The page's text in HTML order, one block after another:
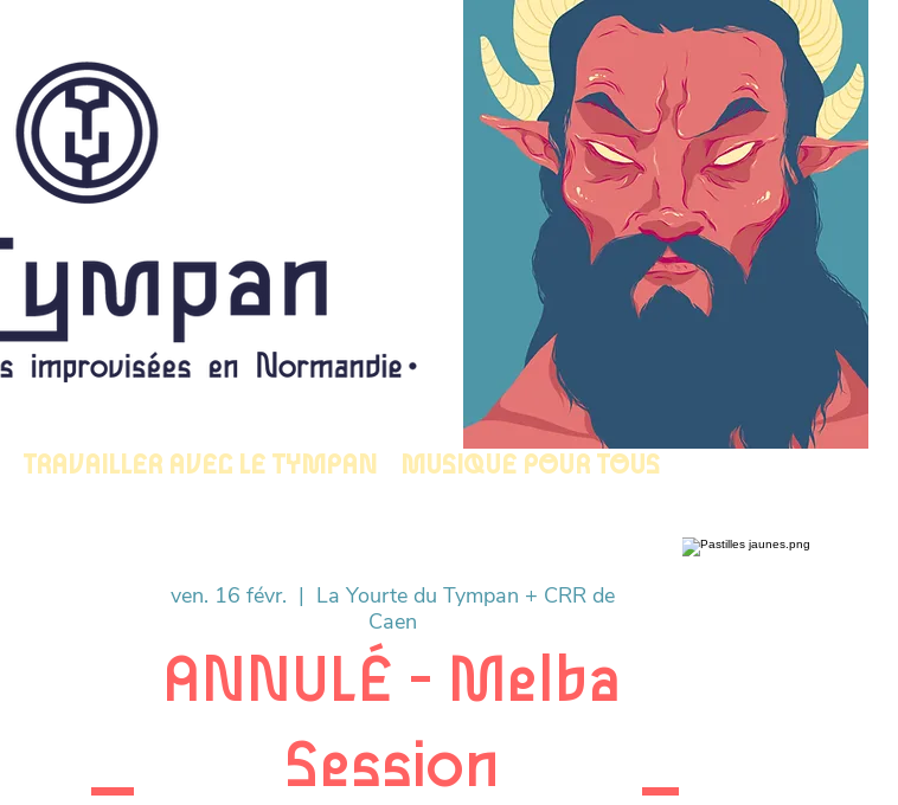
TRAVAILLER AVEC LE TYMPAN MUSIQUE POUR TOUS
ven. 16 févr.
  |
La Yourte du Tympan + CRR de
Caen
ANNULÉ - Melba
Session